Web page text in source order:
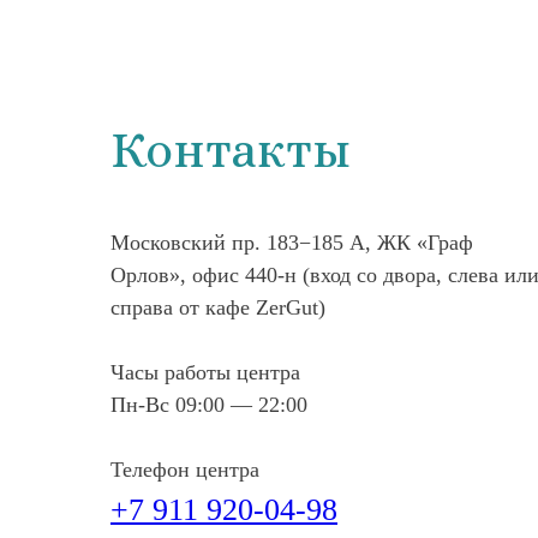
Контакты
Московский пр. 183−185 А, ЖК «Граф
Орлов», офис 440-н (вход со двора, слева или
справа от кафе ZerGut)
Часы работы центра
Пн-Вс 09:00 — 22:00
Телефон центра
+7 911 920-04-98